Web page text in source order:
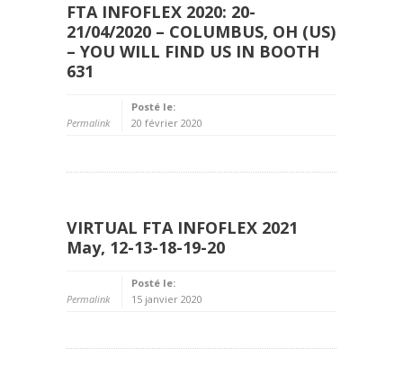
FTA INFOFLEX 2020: 20-
21/04/2020 – COLUMBUS, OH (US)
– YOU WILL FIND US IN BOOTH
631
Permalink
Posté le:
20 février 2020
VIRTUAL FTA INFOFLEX 2021
May, 12-13-18-19-20
Permalink
Posté le:
15 janvier 2020